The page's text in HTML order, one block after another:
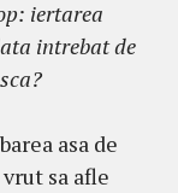
iertarea
intrebat de
asa de
sa afle